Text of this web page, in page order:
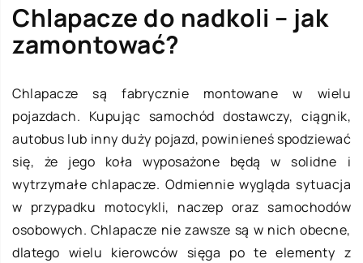
Chlapacze do nadkoli – jak
zamontować?
Chlapacze są fabrycznie montowane w wielu
pojazdach. Kupując samochód dostawczy, ciągnik,
autobus lub inny duży pojazd, powinieneś spodziewać
się, że jego koła wyposażone będą w solidne i
wytrzymałe chlapacze. Odmiennie wygląda sytuacja
w przypadku motocykli, naczep oraz samochodów
osobowych. Chlapacze nie zawsze są w nich obecne,
dlatego wielu kierowców sięga po te elementy z